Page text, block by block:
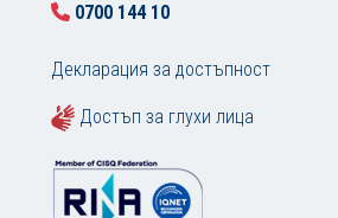
0700 144 10
Декларация за достъпност
Достъп за глухи лица